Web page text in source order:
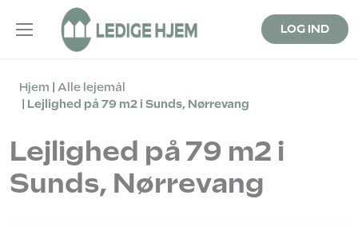
LOG IND
Hjem
Alle lejemål
Lejlighed på 79 m2 i Sunds, Nørrevang
Lejlighed på 79 m2 i
Sunds, Nørrevang